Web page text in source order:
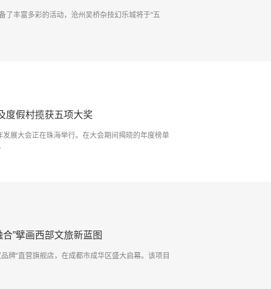
了丰富多彩的活动，沧州吴桥杂技幻乐城将于"五
度假村揽获五项大奖
展大会正在珠海举行。在大会期间揭晓的年度榜单
”擘画西部文旅新蓝图
牌"直营旗舰店，在成都市成华区盛大启幕。该项目